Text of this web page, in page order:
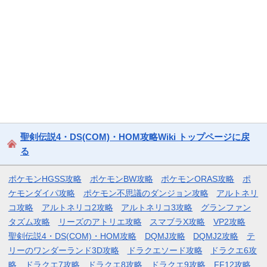
聖剣伝説4・DS(COM)・HOM攻略Wiki トップページに戻
る
ポケモンHGSS攻略 ポケモンBW攻略 ポケモンORAS攻略
ポ
ケモンダイパ攻略
ポケモン不思議のダンジョン攻略
アルトネリ
コ攻略
アルトネリコ2攻略 アルトネリコ3攻略
グランファン
タズム攻略
リーズのアトリエ攻略 スマブラX攻略
VP2攻略
聖剣伝説4・DS(COM)・HOM攻略
DQMJ攻略 DQMJ2攻略
テ
リーのワンダーランド3D攻略
ドラクエソード攻略
ドラクエ6攻
略
ドラクエ7攻略 ドラクエ8攻略 ドラクエ9攻略 FF12攻略